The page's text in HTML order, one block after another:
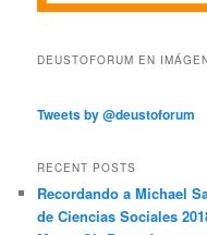
DEUSTOFORUM EN
Tweets by @deustoforum
RECENT POSTS
Recordando a Michael
de Ciencias Sociales